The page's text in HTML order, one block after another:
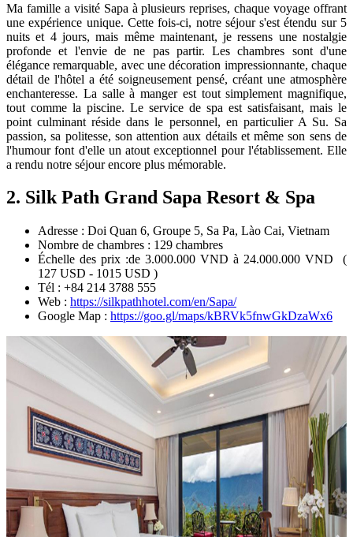
Ma famille a visité Sapa à plusieurs reprises, chaque voyage offrant
une expérience unique. Cette fois-ci, notre séjour s'est étendu sur 5
nuits et 4 jours, mais même maintenant, je ressens une nostalgie
profonde et l'envie de ne pas partir. Les chambres sont d'une
élégance remarquable, avec une décoration impressionnante, chaque
détail de l'hôtel a été soigneusement pensé, créant une atmosphère
enchanteresse. La salle à manger est tout simplement magnifique,
tout comme la piscine. Le service de spa est satisfaisant, mais le
point culminant réside dans le personnel, en particulier A Su. Sa
passion, sa politesse, son attention aux détails et même son sens de
l'humour font d'elle un atout exceptionnel pour l'établissement. Elle
a rendu notre séjour encore plus mémorable.
2. Silk Path Grand Sapa Resort & Spa
Adresse : Doi Quan 6, Groupe 5, Sa Pa, Lào Cai, Vietnam
Nombre de chambres : 129 chambres
Échelle des prix :de 3.000.000 VND à 24.000.000 VND (
127 USD - 1015 USD )
Tél : +84 214 3788 555
Web : https://silkpathhotel.com/en/Sapa/
Google Map : https://goo.gl/maps/kBRVk5fnwGkDzaWx6